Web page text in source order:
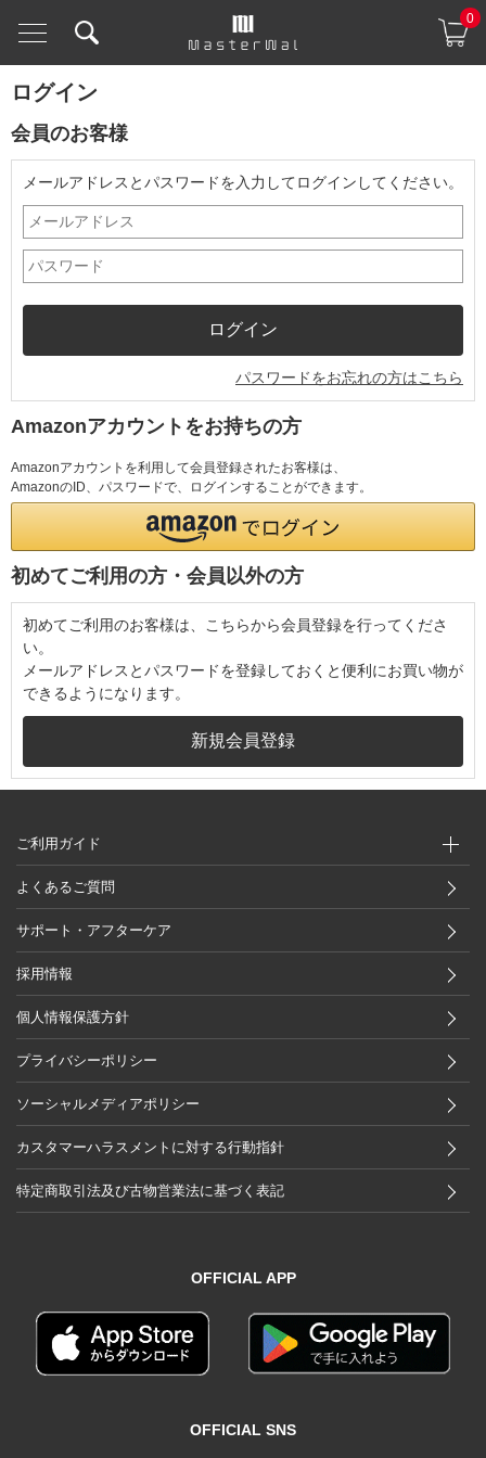
0
ログイン
会員のお客様
メールアドレスとパスワードを入力してログインしてください。
パスワードをお忘れの方はこちら
Amazonアカウントをお持ちの方
Amazonアカウントを利用して会員登録されたお客様は、
AmazonのID、パスワードで、ログインすることができます。
初めてご利用の方・会員以外の方
初めてご利用のお客様は、こちらから会員登録を行ってくださ
い。
メールアドレスとパスワードを登録しておくと便利にお買い物が
できるようになります。
ご利用ガイド
よくあるご質問
サポート・アフターケア
採用情報
個人情報保護方針
プライバシーポリシー
ソーシャルメディアポリシー
カスタマーハラスメントに対する行動指針
特定商取引法及び古物営業法に基づく表記
OFFICIAL APP
OFFICIAL SNS